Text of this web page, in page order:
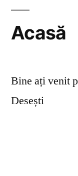
Acasă
Bine ați venit
Desești